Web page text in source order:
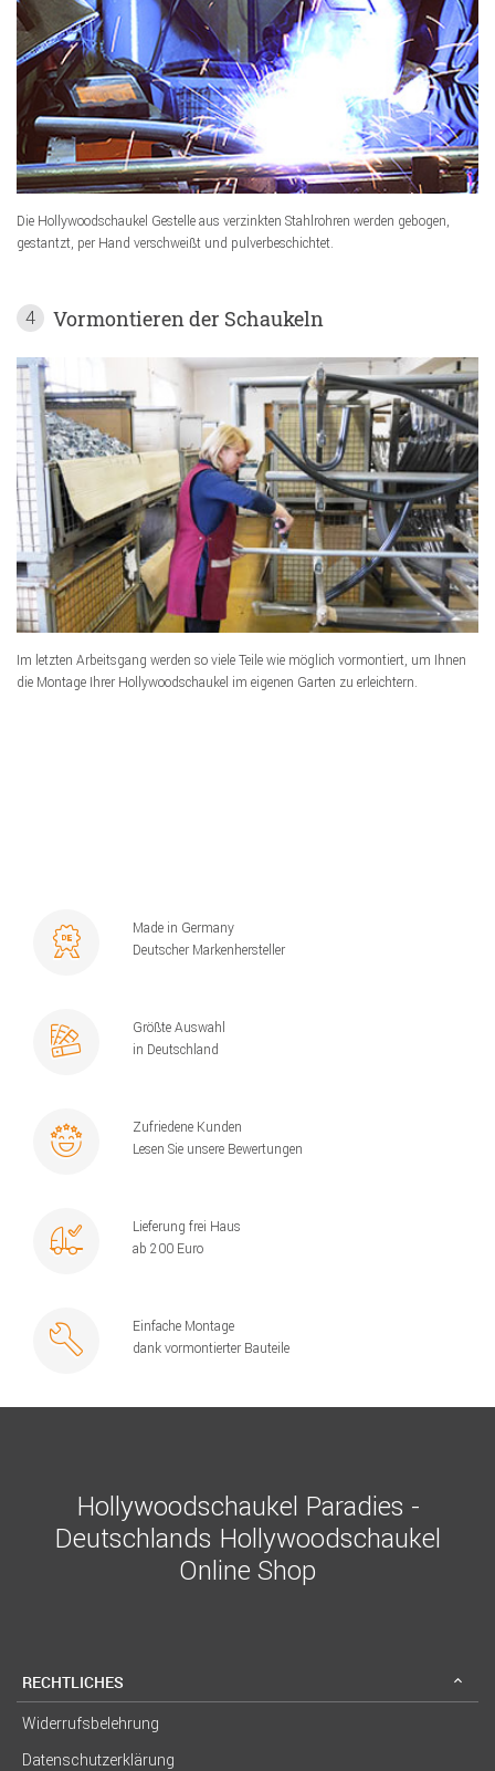
Die Hollywoodschaukel Gestelle aus verzinkten Stahlrohren werden gebogen,
gestantzt, per Hand verschweißt und pulverbeschichtet.
4 Vormontieren der Schaukeln
Im letzten Arbeitsgang werden so viele Teile wie möglich vormontiert, um Ihnen
die Montage Ihrer Hollywoodschaukel im eigenen Garten zu erleichtern.
Made in Germany
Deutscher Markenhersteller
Größte Auswahl
in Deutschland
Zufriedene Kunden
Lesen Sie unsere Bewertungen
Lieferung frei Haus
ab 200 Euro
Einfache Montage
dank vormontierter Bauteile
Hollywoodschaukel Paradies -
Deutschlands Hollywoodschaukel
Online Shop
RECHTLICHES
Widerrufsbelehrung
Datenschutzerklärung